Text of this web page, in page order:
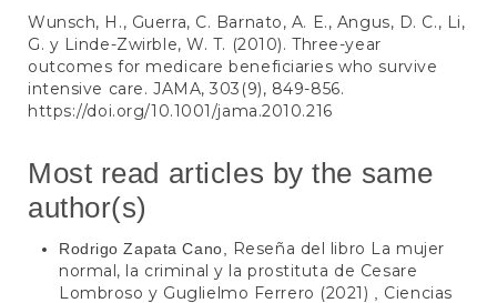
Wunsch, H., Guerra, C. Barnato, A. E., Angus, D. C., Li,
G. y Linde-Zwirble, W. T. (2010). Three-year
outcomes for medicare beneficiaries who survive
intensive care. JAMA, 303(9), 849-856.
https://doi.org/10.1001/jama.2010.216
Most read articles by the same
author(s)
Rodrigo Zapata Cano,
Reseña del libro La mujer
normal, la criminal y la prostituta de Cesare
Lombroso y Guglielmo Ferrero (2021)
Ciencias